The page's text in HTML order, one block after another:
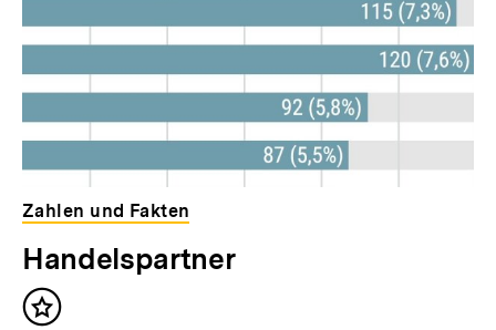
Zahlen und Fakten
Handelspartner
Inhalt